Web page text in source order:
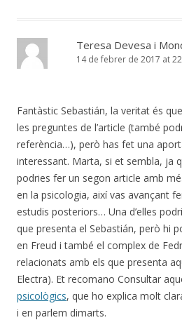
Teresa Devesa i
14 de febrer de 2017 at
Fantàstic Sebastián, la veritat és
les preguntes de l’article (també
referència…), però has fet una
interessant. Marta, si et sembla, ja
podries fer un segon article amb
en la psicologia, així vas avançant
estudis posteriors… Una d’elles
que presenta el Sebastián, però hi
en Freud i també el complex de
relacionats amb els que presenta
Electra). Et recomano Consultar
psicològics, que ho explica molt
i en parlem dimarts.